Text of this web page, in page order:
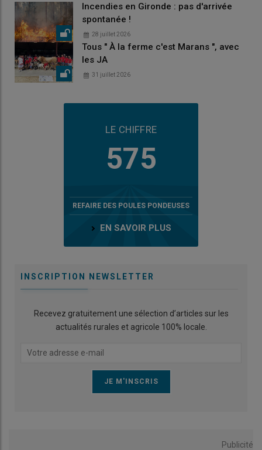
Incendies en Gironde : pas d'arrivée
spontanée !
28 juillet 2026
Tous " À la ferme c'est Marans ", avec
les JA
31 juillet 2026
LE CHIFFRE
575
REFAIRE DES POULES PONDEUSES
EN SAVOIR PLUS
INSCRIPTION NEWSLETTER
Recevez gratuitement une sélection d’articles sur les
actualités rurales et agricole 100% locale.
Publicité